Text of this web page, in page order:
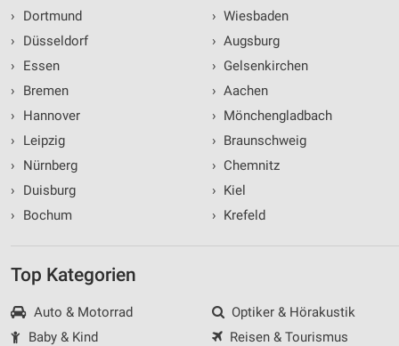
›
Dortmund
›
Düsseldorf
›
Essen
›
Bremen
›
Hannover
›
Leipzig
›
Nürnberg
›
Duisburg
›
Bochum
› Wiesbaden
› Augsburg
› Gelsenkirchen
› Aachen
› Mönchengladbach
› Braunschweig
› Chemnitz
› Kiel
› Krefeld
Top Kategorien
Auto & Motorrad
Baby & Kind
Optiker & Hörakustik
Reisen & Tourismus